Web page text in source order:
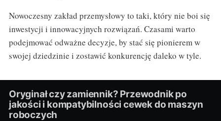
Nowoczesny zakład przemysłowy to taki, który nie boi się
inwestycji i innowacyjnych rozwiązań. Czasami warto
podejmować odważne decyzje, by stać się pionierem w
swojej dziedzinie i zostawić konkurencję daleko w tyle.
Oryginał czy zamiennik? Przewodnik po
jakości i kompatybilności cewek do maszyn
roboczych